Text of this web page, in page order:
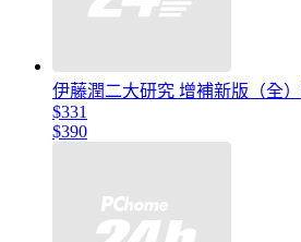
伊藤潤二大研究 增補新版（全
$331
$390